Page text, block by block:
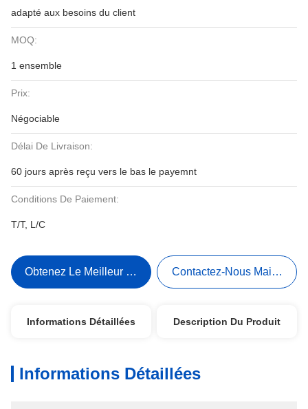
adapté aux besoins du client
MOQ:
1 ensemble
Prix:
Négociable
Délai De Livraison:
60 jours après reçu vers le bas le payemnt
Conditions De Paiement:
T/T, L/C
Obtenez Le Meilleur Prix Contactez-Nous Maintenant
Informations Détaillées Description Du Produit
Informations Détaillées